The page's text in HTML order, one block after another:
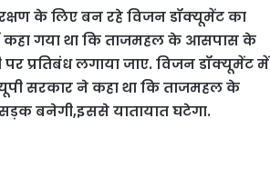
के लिए बन रहे विजन डॉक्यूमेंट का
में कहा गया था कि ताजमहल के आसपास के
पर प्रतिबंध लगाया जाए. विजन डॉक्यूमेंट में
सरकार ने कहा था कि ताजमहल के
सड़क बनेगी,इससे यातायात घटेगा.